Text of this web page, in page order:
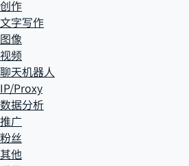
创作
文字写作
图像
视频
聊天机器人
IP/Proxy
数据分析
推广
粉丝
其他